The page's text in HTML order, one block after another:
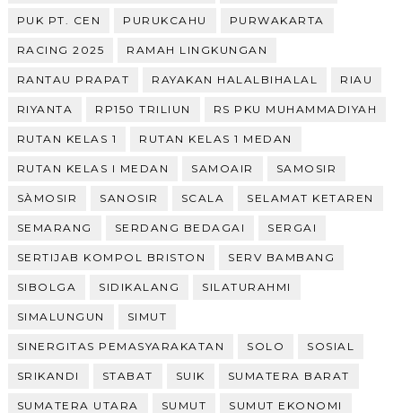
PUK PT. CEN PURUKCAHU PURWAKARTA
RACING 2025 RAMAH LINGKUNGAN
RANTAU PRAPAT RAYAKAN HALALBIHALAL RIAU
RIYANTA RP150 TRILIUN RS PKU MUHAMMADIYAH
RUTAN KELAS 1 RUTAN KELAS 1 MEDAN
RUTAN KELAS I MEDAN SAMOAIR SAMOSIR
SÀMOSIR SANOSIR SCALA SELAMAT KETAREN
SEMARANG SERDANG BEDAGAI SERGAI
SERTIJAB KOMPOL BRISTON SERV BAMBANG
SIBOLGA SIDIKALANG SILATURAHMI
SIMALUNGUN SIMUT
SINERGITAS PEMASYARAKATAN SOLO SOSIAL
SRIKANDI STABAT SUIK SUMATERA BARAT
SUMATERA UTARA SUMUT SUMUT EKONOMI